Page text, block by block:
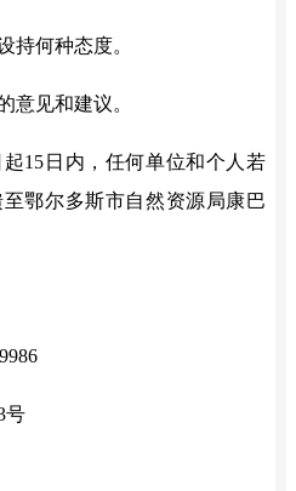
持何种态度。
意见和建议。
15日内，任何单位和个人若
至鄂尔多斯市自然资源局康巴
号